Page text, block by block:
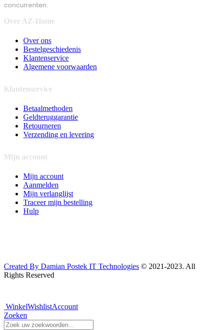
concurrenten.
Over AZ-Home
Over ons
Bestelgeschiedenis
Klantenservice
Algemene voorwaarden
Klantenservice
Betaalmethoden
Geldteruggarantie
Retourneren
Verzending en levering
Mijn account
Mijn account
Aanmelden
Mijn verlanglijst
Traceer mijn bestelling
Hulp
Created By Damian Postek IT Technologies © 2021-2023. All
Rights Reserved
WinkelWishlistAccount
Zoeken